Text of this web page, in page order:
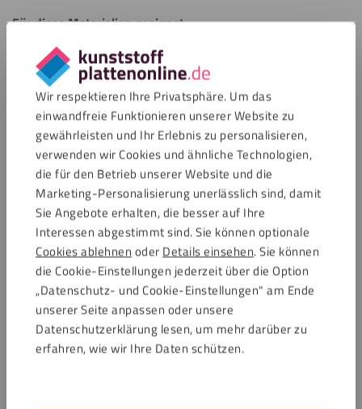
Wir respektieren Ihre Privatsphäre. Um das
einwandfreie Funktionieren unserer Website zu
gewährleisten und Ihr Erlebnis zu personalisieren,
verwenden wir Cookies und ähnliche Technologien,
die für den Betrieb unserer Website und die
Marketing-Personalisierung unerlässlich sind, damit
Sie Angebote erhalten, die besser auf Ihre
Interessen abgestimmt sind. Sie können optionale
Cookies ablehnen oder Details einsehen. Sie können
die Cookie-Einstellungen jederzeit über die Option
„Datenschutz- und Cookie-Einstellungen" am Ende
unserer Seite anpassen oder unsere
Datenschutzerklärung lesen, um mehr darüber zu
erfahren, wie wir Ihre Daten schützen.
Für diese Materialien geeignet:
Aluminium, Stahl und Edelstahl
Glas und Spiegel
Acrylat, Polycarbonat und PVC
Lackierte Oberflächen
Keramik und Verbundwerkstoffe
Anwendungsbereiche des Fixxerss IPA
Bonding Cleaner
Der Fixxerss IPA Bonding Cleaner wurde für Situationen
entwickelt, in denen eine saubere und fettfreie Oberfläche
für eine starke Haftung erforderlich ist. Dieser
Kunststoffreiniger ist vielseitig in professionellen und
praktischen Bereichen einsetzbar.
Geeignet als Vorbehandlung für Klebstoffe, Dichtmassen,